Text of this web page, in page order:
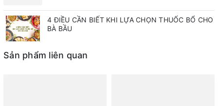
4 ĐIỀU CẦN BIẾT KHI LỰA CHỌN THUỐC BỔ CHO
BÀ BẦU
Sản phẩm liên quan